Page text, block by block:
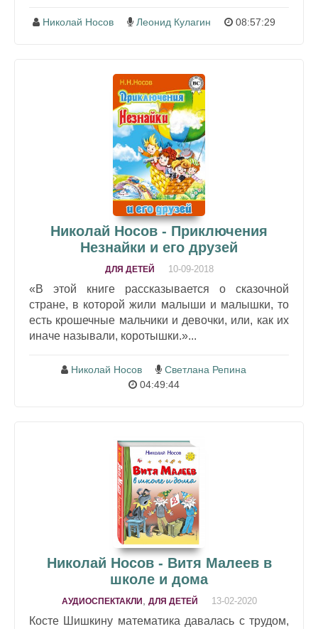
Николай Носов Леонид Кулагин 08:57:29
Николай Носов - Приключения
Незнайки и его друзей
ДЛЯ ДЕТЕЙ 10-09-2018
«В этой книге рассказывается о сказочной
стране, в которой жили малыши и малышки, то
есть крошечные мальчики и девочки, или, как их
иначе называли, коротышки.»...
Николай Носов
Светлана Репина
04:49:44
Николай Носов - Витя Малеев в
школе и дома
АУДИОСПЕКТАКЛИ ДЛЯ ДЕТЕЙ 13-02-2020
Косте Шишкину математика давалась с трудом,